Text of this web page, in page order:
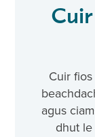
Cuir
agus
dhut